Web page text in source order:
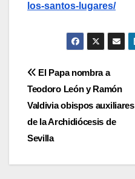
los-santos-lugares/
Navegación
de
entradas
El Papa nombra a
Teodoro León y Ramón
Valdivia obispos auxiliares
de la Archidiócesis de
Sevilla